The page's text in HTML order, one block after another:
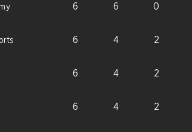
6 6 0
6 4 2
6 4 2
6 4 2